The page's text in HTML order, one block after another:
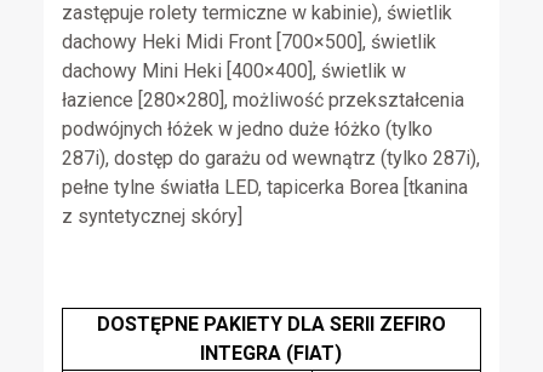
zastępuje rolety termiczne w kabinie), świetlik
dachowy Heki Midi Front [700×500], świetlik
dachowy Mini Heki [400×400], świetlik w
łazience [280×280], możliwość przekształcenia
podwójnych łóżek w jedno duże łóżko (tylko
287i), dostęp do garażu od wewnątrz (tylko 287i),
pełne tylne światła LED, tapicerka Borea [tkanina
z syntetycznej skóry]
DOSTĘPNE PAKIETY DLA SERII ZEFIRO
INTEGRA (FIAT)